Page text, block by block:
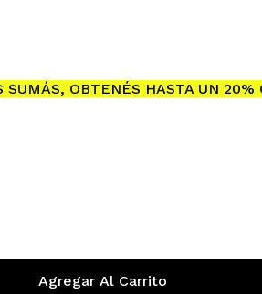
SUMÁS, OBTENÉS HASTA UN 20%
Agregar Al Carrito